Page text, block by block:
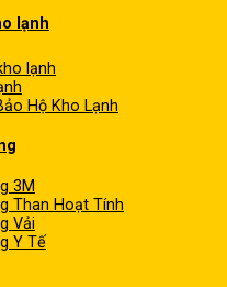
lạnh
lạnh
Hộ Kho Lạnh
3M
Than Hoạt Tính
Vải
Y Tế